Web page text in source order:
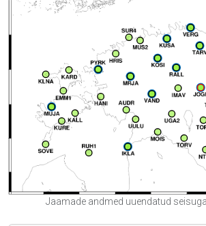
Jaamade andmed uuendatud